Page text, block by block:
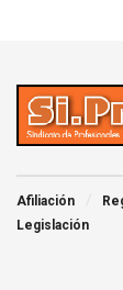
Afiliación
Legislación